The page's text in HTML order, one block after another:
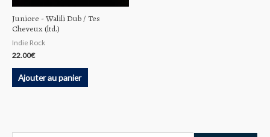
Juniore ‎- Walili Dub / Tes
Cheveux (ltd.)
Indie Rock
22.00€
Ajouter au panier